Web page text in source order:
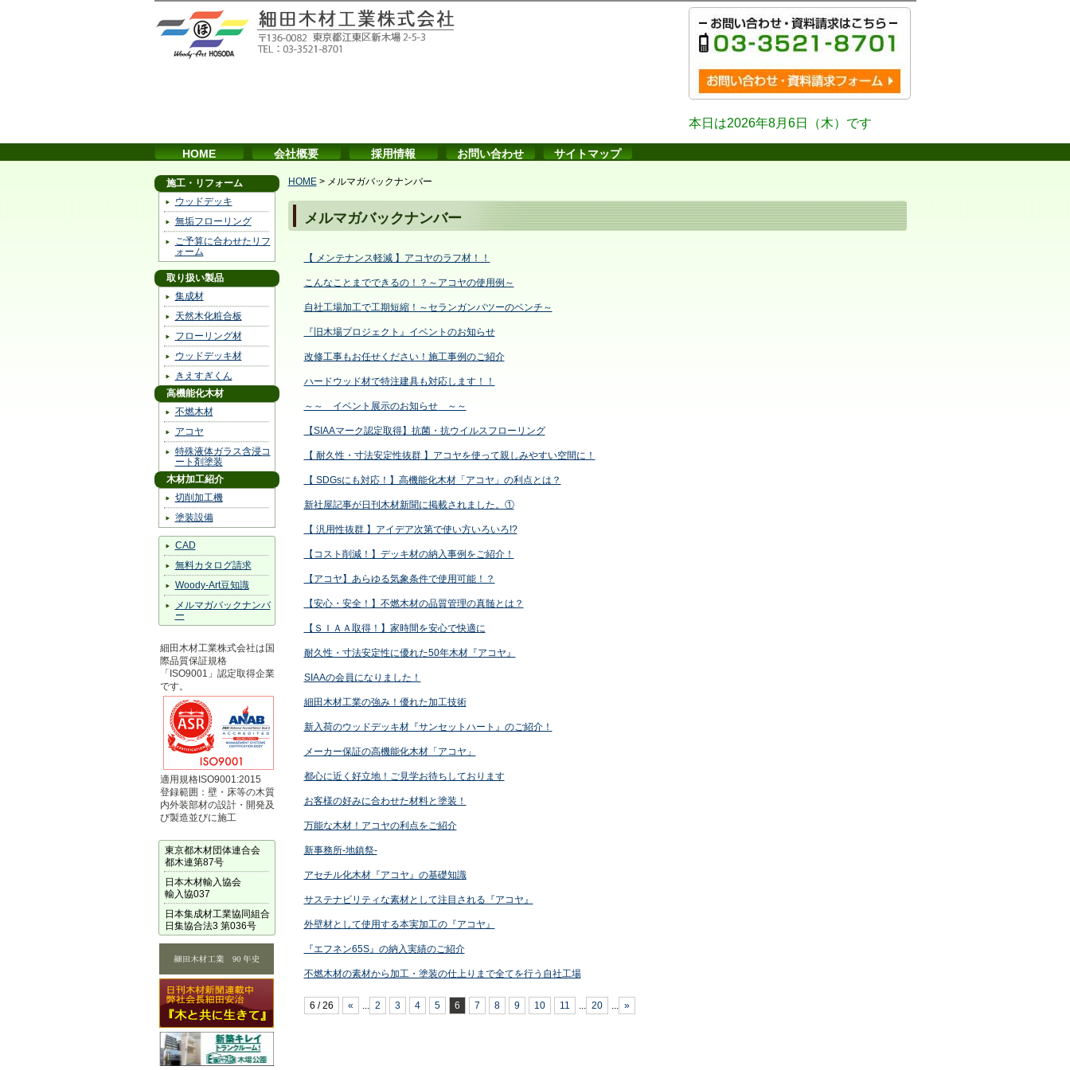
本日は2026年8月6日（木）です
HOME 会社概要 採用情報 お問い合わせ サイトマップ
施工・リフォーム
ウッドデッキ
無垢フローリング
ご予算に合わせたリフ
ォーム
取り扱い製品
集成材
天然木化粧合板
フローリング材
ウッドデッキ材
きえすぎくん
高機能化木材
不燃木材
アコヤ
特殊液体ガラス含浸コ
ート剤塗装
木材加工紹介
切削加工機
塗装設備
CAD
無料カタログ請求
Woody-Art豆知識
メルマガバックナンバ
ー
細田木材工業株式会社は国
際品質保証規格
「ISO9001」認定取得企業
です。
適用規格ISO9001:2015
登録範囲：壁・床等の木質
内外装部材の設計・開発及
び製造並びに施工
東京都木材団体連合会
都木連第87号
日本木材輸入協会
輸入協037
日本集成材工業協同組合
日集協合法3 第036号
HOME> メルマガバックナンバー
メルマガバックナンバー
【 メンテナンス軽減 】アコヤのラフ材！！
こんなことまでできるの！？～アコヤの使用例～
自社工場加工で工期短縮！～セランガンバツーのベンチ～
『旧木場プロジェクト』イベントのお知らせ
改修工事もお任せください！施工事例のご紹介
ハードウッド材で特注建具も対応します！！
～～ イベント展示のお知らせ ～～
【SIAAマーク認定取得】抗菌・抗ウイルスフローリング
【 耐久性・寸法安定性抜群 】アコヤを使って親しみやすい空間に！
【 SDGsにも対応！】高機能化木材「アコヤ」の利点とは？
新社屋記事が日刊木材新聞に掲載されました。①
【 汎用性抜群 】アイデア次第で使い方いろいろ!?
【コスト削減！】デッキ材の納入事例をご紹介！
【アコヤ】あらゆる気象条件で使用可能！？
【安心・安全！】不燃木材の品質管理の真髄とは？
【ＳＩＡＡ取得！】家時間を安心で快適に
耐久性・寸法安定性に優れた50年木材『アコヤ』
SIAAの会員になりました！
細田木材工業の強み！優れた加工技術
新入荷のウッドデッキ材『サンセットハート』のご紹介！
メーカー保証の高機能化木材「アコヤ」
都心に近く好立地！ご見学お待ちしております
お客様の好みに合わせた材料と塗装！
万能な木材！アコヤの利点をご紹介
新事務所-地鎮祭-
アセチル化木材『アコヤ』の基礎知識
サステナビリティな素材として注目される『アコヤ』
外壁材として使用する本実加工の『アコヤ』
『エフネン65S』の納入実績のご紹介
不燃木材の素材から加工・塗装の仕上りまで全てを行う自社工場
6 / 26 « ... 2 3 4 5 6 7 8 9 10 11 ... 20 ... »